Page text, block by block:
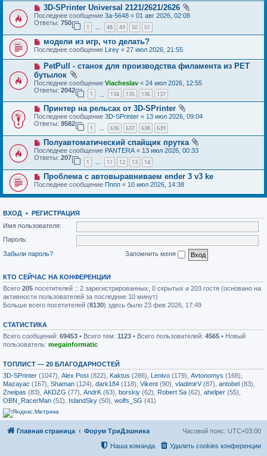
3D-SPrinter Universal 2121/2621/2626
Последнее сообщение 3a-5648 « 01 авг 2026, 02:08
Ответы: 750
1 … 48 49 50 51
модели из игр, что делать?
Последнее сообщение Lirey « 27 июл 2026, 21:55
PetPull - cтанок для производства филамента из PET
бутылок
Последнее сообщение Viacheslav « 24 июл 2026, 12:55
Ответы: 2042
1 134 135 136 137
Принтер на рельсах от 3D-SPrinter
Последнее сообщение 3D-SPrinter « 13 июл 2026, 09:04
Ответы: 9582
1 … 636 637 638 639
Полуавтоматический спайщик прутка
Последнее сообщение PANTERA « 13 июл 2026, 00:33
Ответы: 207
1 … 11 12 13 14
Проблема с автовыравниваем ender 3 v3 ke
Последнее сообщение Пппп « 10 июл 2026, 14:38
ВХОД • РЕГИСТРАЦИЯ
Имя пользователя:
Пароль:
Забыли пароль?
Запомнить меня
КТО СЕЙЧАС НА КОНФЕРЕНЦИИ
Всего 205 посетителей :: 2 зарегистрированных, 0 скрытых и 203 гостя (основано на
активности пользователей за последние 10 минут)
Больше всего посетителей (8130) здесь было 23 фев 2026, 17:49
СТАТИСТИКА
Всего сообщений: 69453 • Всего тем: 1123 • Всего пользователей: 4565 • Новый
пользователь: megainformatic
ТОПЛИСТ — 20 БЛАГОДАРНОСТЕЙ
3D-SPrinter (1047), Alex Post (822), Kaktus (286), Lenivo (179), Avtonomys (168),
Mazayac (167), Shaman (124), dark184 (118), Vikent (90), vladimirV(87), antobel (83),
Zneipas (83), AKDZG (77), AndrK (63), borskiy (62), Robert Sa (62), ahelper (55),
OBN_RacerMan (51), IslandSky (50), wolfs_SG (41)
Главная страница Форум ТриДэшника Часовой пояс: UTC+03:00
Удалить cookies конференции
Наша команда